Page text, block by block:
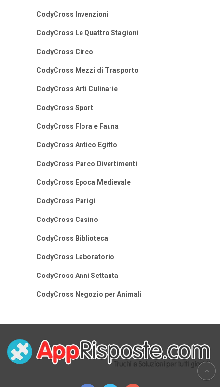
CodyCross Invenzioni
CodyCross Le Quattro Stagioni
CodyCross Circo
CodyCross Mezzi di Trasporto
CodyCross Arti Culinarie
CodyCross Sport
CodyCross Flora e Fauna
CodyCross Antico Egitto
CodyCross Parco Divertimenti
CodyCross Epoca Medievale
CodyCross Parigi
CodyCross Casino
CodyCross Biblioteca
CodyCross Laboratorio
CodyCross Anni Settanta
CodyCross Negozio per Animali